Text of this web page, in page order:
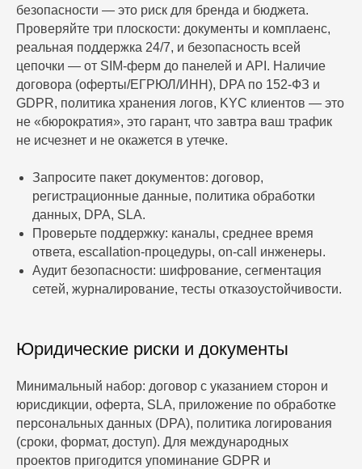
безопасности — это риск для бренда и бюджета.
Проверяйте три плоскости: документы и комплаенс,
реальная поддержка 24/7, и безопасность всей
цепочки — от SIM‑ферм до панелей и API. Наличие
договора (оферты/ЕГРЮЛ/ИНН), DPA по 152‑ФЗ и
GDPR, политика хранения логов, KYC клиентов — это
не «бюрократия», это гарант, что завтра ваш трафик
не исчезнет и не окажется в утечке.
Запросите пакет документов: договор,
регистрационные данные, политика обработки
данных, DPA, SLA.
Проверьте поддержку: каналы, среднее время
ответа, escallation‑процедуры, on‑call инженеры.
Аудит безопасности: шифрование, сегментация
сетей, журналирование, тесты отказоустойчивости.
Юридические риски и документы
Минимальный набор: договор с указанием сторон и
юрисдикции, оферта, SLA, приложение по обработке
персональных данных (DPA), политика логирования
(сроки, формат, доступ). Для международных
проектов пригодится упоминание GDPR и